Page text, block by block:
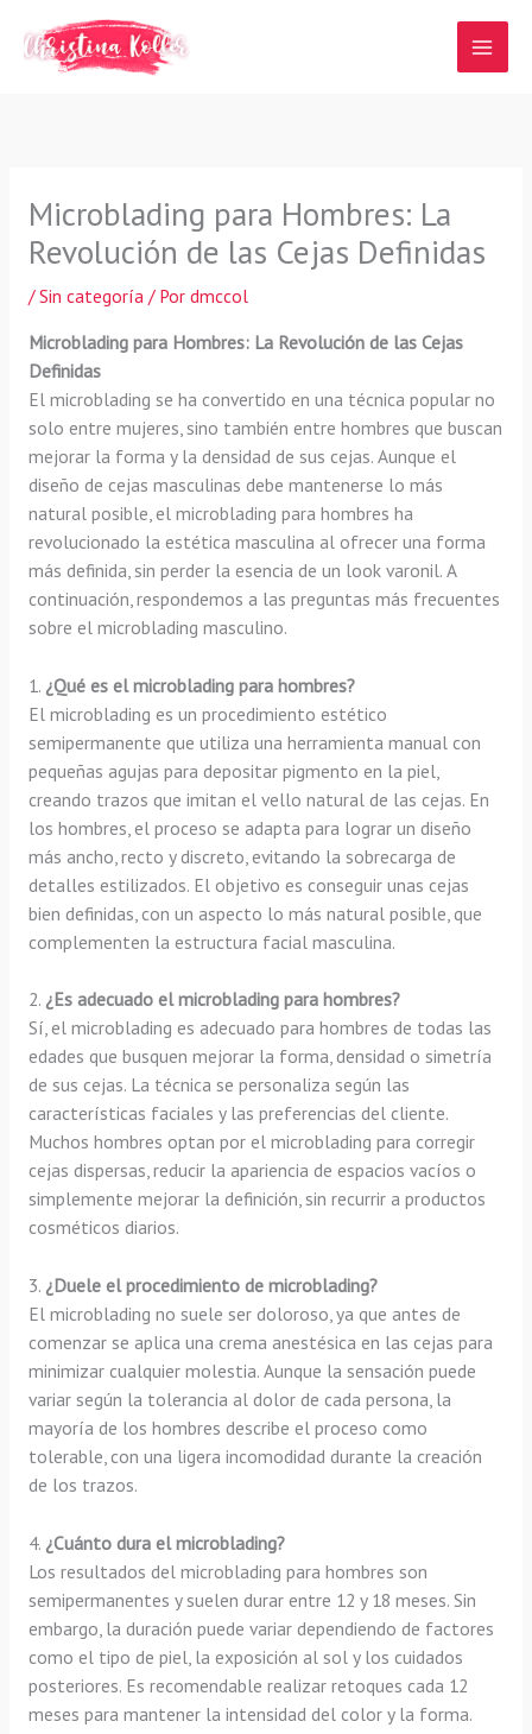
contenido
Microblading para Hombres: La
Revolución de las Cejas Definidas
/Sin categoría/ Por dmccol
Microblading para Hombres: La Revolución de las Cejas
Definidas
El microblading se ha convertido en una técnica popular no
solo entre mujeres, sino también entre hombres que buscan
mejorar la forma y la densidad de sus cejas. Aunque el
diseño de cejas masculinas debe mantenerse lo más
natural posible, el microblading para hombres ha
revolucionado la estética masculina al ofrecer una forma
más definida, sin perder la esencia de un look varonil. A
continuación, respondemos a las preguntas más frecuentes
sobre el microblading masculino.
1. ¿Qué es el microblading para hombres?
El microblading es un procedimiento estético
semipermanente que utiliza una herramienta manual con
pequeñas agujas para depositar pigmento en la piel,
creando trazos que imitan el vello natural de las cejas. En
los hombres, el proceso se adapta para lograr un diseño
más ancho, recto y discreto, evitando la sobrecarga de
detalles estilizados. El objetivo es conseguir unas cejas
bien definidas, con un aspecto lo más natural posible, que
complementen la estructura facial masculina.
2. ¿Es adecuado el microblading para hombres?
Sí, el microblading es adecuado para hombres de todas las
edades que busquen mejorar la forma, densidad o simetría
de sus cejas. La técnica se personaliza según las
características faciales y las preferencias del cliente.
Muchos hombres optan por el microblading para corregir
cejas dispersas, reducir la apariencia de espacios vacíos o
simplemente mejorar la definición, sin recurrir a productos
cosméticos diarios.
3. ¿Duele el procedimiento de microblading?
El microblading no suele ser doloroso, ya que antes de
comenzar se aplica una crema anestésica en las cejas para
minimizar cualquier molestia. Aunque la sensación puede
variar según la tolerancia al dolor de cada persona, la
mayoría de los hombres describe el proceso como
tolerable, con una ligera incomodidad durante la creación
de los trazos.
4. ¿Cuánto dura el microblading?
Los resultados del microblading para hombres son
semipermanentes y suelen durar entre 12 y 18 meses. Sin
embargo, la duración puede variar dependiendo de factores
como el tipo de piel, la exposición al sol y los cuidados
posteriores. Es recomendable realizar retoques cada 12
meses para mantener la intensidad del color y la forma.